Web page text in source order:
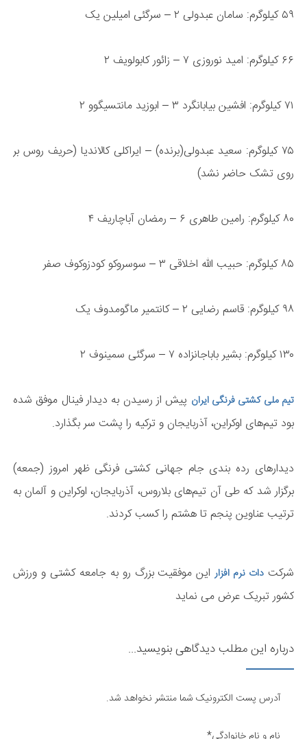
۵۹ کیلوگرم: سامان عبدولی ۲ – سرگئی امیلین یک
۶۶ کیلوگرم: امید نوروزی ۷ – زائور کابولویف ۲
۷۱ کیلوگرم: افشین بیابانگرد ۳ – ابوزید مانتسیگوو ۲
۷۵ کیلوگرم: سعید عبدولی(برنده) – ایراکلی کالاندیا (حریف روس بر
روی تشک حاضر نشد)
۸۰ کیلوگرم: رامین طاهری ۶ – رمضان آباچاریف ۴
۸۵ کیلوگرم: حبیب الله اخلاقی ۳ – سوسروکو کودزوکوف صفر
۹۸ کیلوگرم: قاسم رضایی ۲ – کانتمیر ماگومدوف یک
۱۳۰ کیلوگرم: بشیر باباجانزاده ۷ – سرگئی سمینوف ۲
تیم ملی کشتی فرنگی ایران پیش از رسیدن به دیدار فینال موفق شده
بود تیم‌های اوکراین، آذربایجان و ترکیه را پشت سر بگذارد.
دیدارهای رده بندی جام جهانی کشتی فرنگی ظهر امروز (جمعه)
برگزار شد كه طی آن تیم‌های بلاروس، آذربایجان، اوكراین و آلمان به
ترتیب عناوین پنجم تا هشتم را کسب کردند.
شرکت دات نرم افزاراین موفقیت بزرگ رو به جامعه کشتی و ورزش
کشور تبریک عرض می نماید
درباره این مطلب دیدگاهی بنویسید...
آدرس پست الکترونیک شما منتشر نخواهد شد.